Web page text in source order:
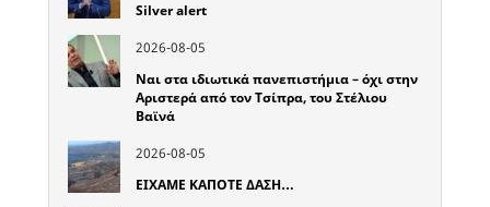
Silver alert
2026-08-05
Ναι στα ιδιωτικά πανεπιστήμια – όχι στην
Αριστερά από τον Τσίπρα, του Στέλιου
Βαϊνά
2026-08-05
ΕΙΧΑΜΕ ΚΑΠΟΤΕ ΔΑΣΗ…